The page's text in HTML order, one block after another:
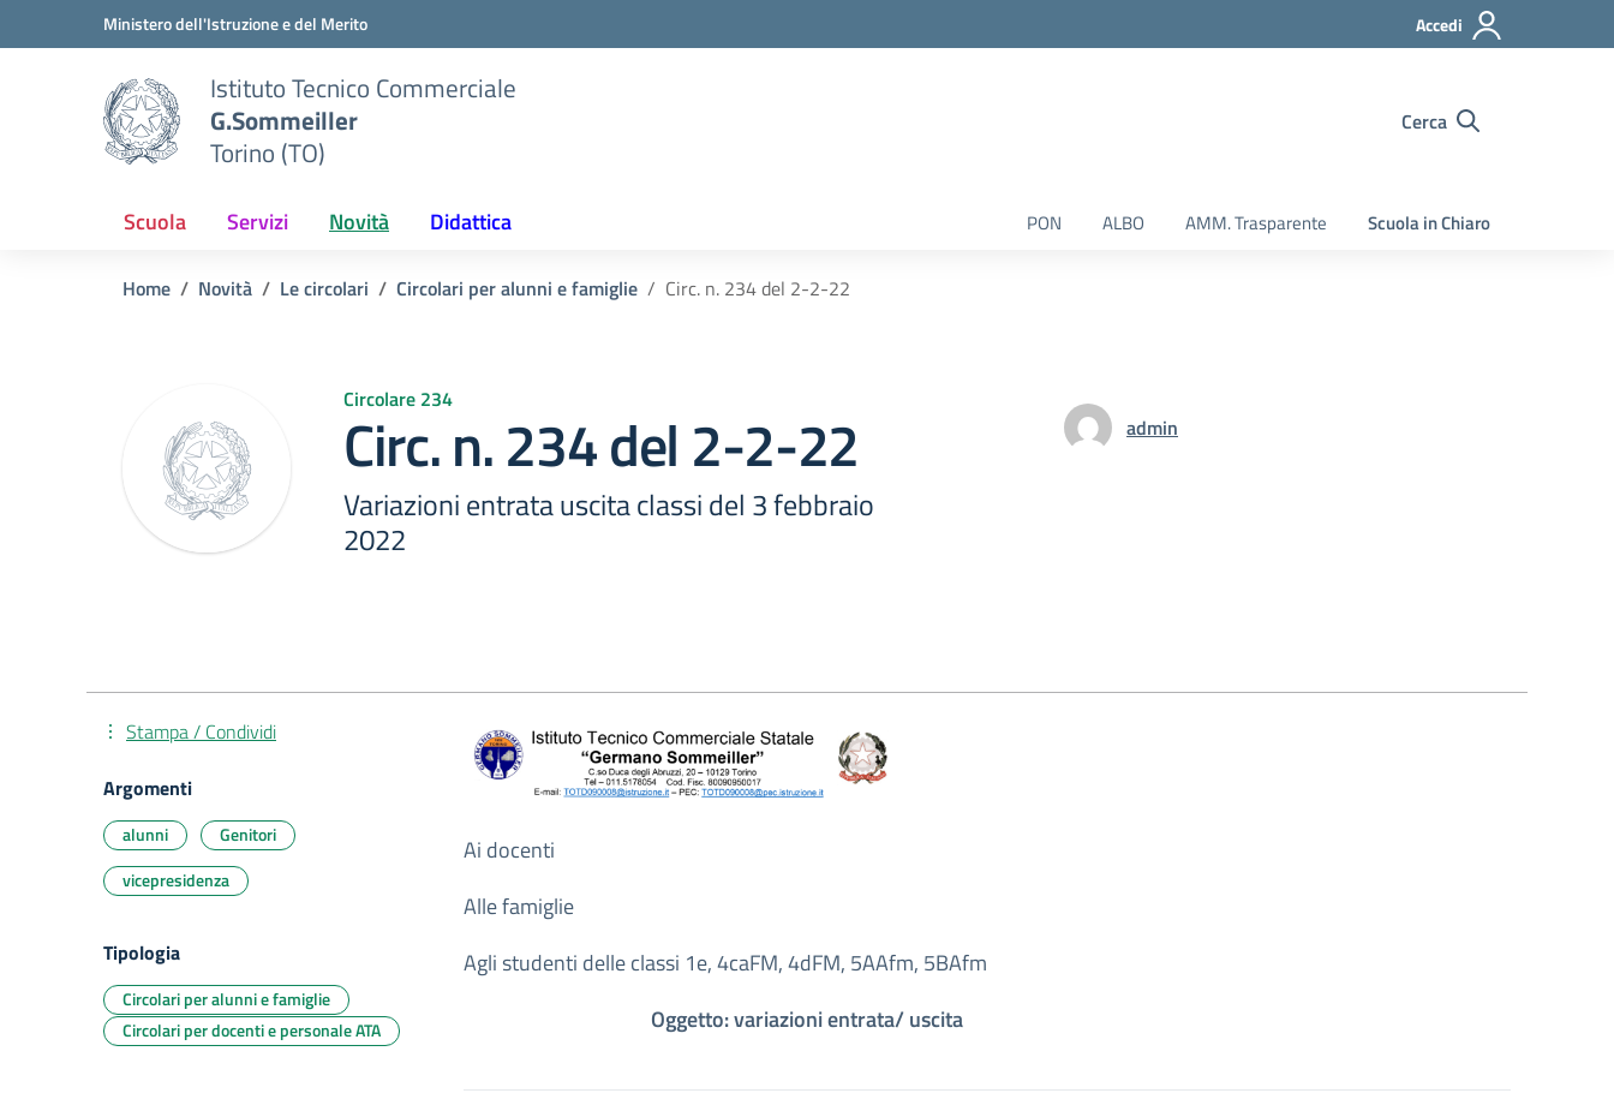
Vai ai contenuti
Vai al menu di navigazioneMinistero dell'Istruzione e del Merito Accedi
Istituto Tecnico Commerciale
G.Sommeiller
Torino (TO)
Cerca
Scuola Servizi Novità Didattica PON ALBO AMM. Trasparente Scuola in Chiaro
Home Novità Le circolari Circolari per alunni e famiglie Circ. n. 234 del 2-2-22
Circolare 234
Circ. n. 234 del 2-2-22
Variazioni entrata uscita classi del 3 febbraio
2022
admin
Ai docenti
Alle famiglie
Agli studenti delle classi 1e, 4caFM, 4dFM, 5AAfm, 5BAfm
Oggetto: variazioni entrata/ uscita
Stampa / Condividi
Argomenti
alunni
Genitori
vicepresidenza
Tipologia
Circolari per alunni e famiglie
Circolari per docenti e personale ATA